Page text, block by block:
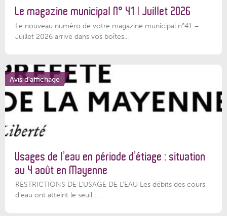
Le magazine municipal N° 41 | Juillet 2026
Le nouveau numéro de votre magazine municipal n°41 –
Juillet 2026 arrive dans vos boîtes...
Avis d'affichage
Usages de l’eau en période d’étiage : situation
au 4 août en Mayenne
RESTRICTIONS DE L’USAGE DE L’EAU Les débits des cours
d'eau ont atteint le seuil :...